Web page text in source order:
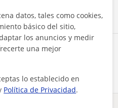
datos, tales como cookies,
básico del sitio,
los anuncios y medir
una mejor
lo establecido en
Política de Privacidad.